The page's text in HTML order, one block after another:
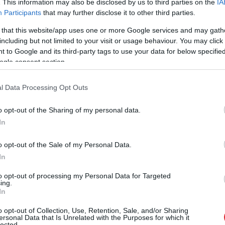
This information may also be disclosed by us to third parties on the
Participants that may further disclose it to other third parties.
that this website/app uses one or more Google services and may
but not limited to your visit or usage behaviour. You may
to Google and its third-party tags to use your data for below
consent section.
Data Processing Opt Outs
opt-out of the Sharing of my personal data.
opt-out of the Sale of my Personal Data.
opt-out of processing my Personal Data for Targeted
opt-out of Collection, Use, Retention, Sale, and/or Sharing
Data that Is Unrelated with the Purposes for which it
šķērsoja Hormuza šaurumu, un “radīs lielas
komerciālajiem kravu pārvadājumiem”.
triecieni vairāk nekā 80 mērķiem, tajā skaitā
raķešu iekārtām un vairāk nekā 60 Irānas
pie Bērzciema
Eiropa sola aizvērt